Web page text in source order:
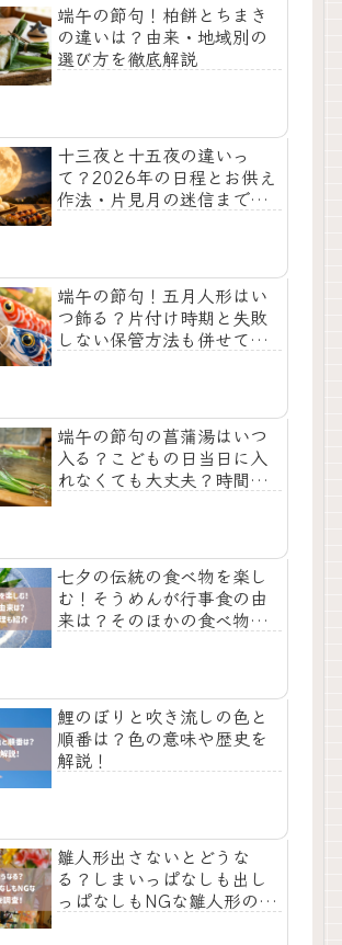
端午の節句！柏餅とちまき
の違いは？由来・地域別の
選び方を徹底解説
十三夜と十五夜の違いっ
て？2026年の日程とお供え
作法・片見月の迷信まで解
端午の節句！五月人形はい
つ飾る？片付け時期と失敗
しない保管方法も併せて解
端午の節句の菖蒲湯はいつ
入る？こどもの日当日に入
れなくても大丈夫？時間帯
七夕の伝統の食べ物を楽し
む！そうめんが行事食の由
来は？そのほかの食べ物・
鯉のぼりと吹き流しの色と
順番は？色の意味や歴史を
解説！
雛人形出さないとどうな
る？しまいっぱなしも出し
っぱなしもNGな雛人形の言